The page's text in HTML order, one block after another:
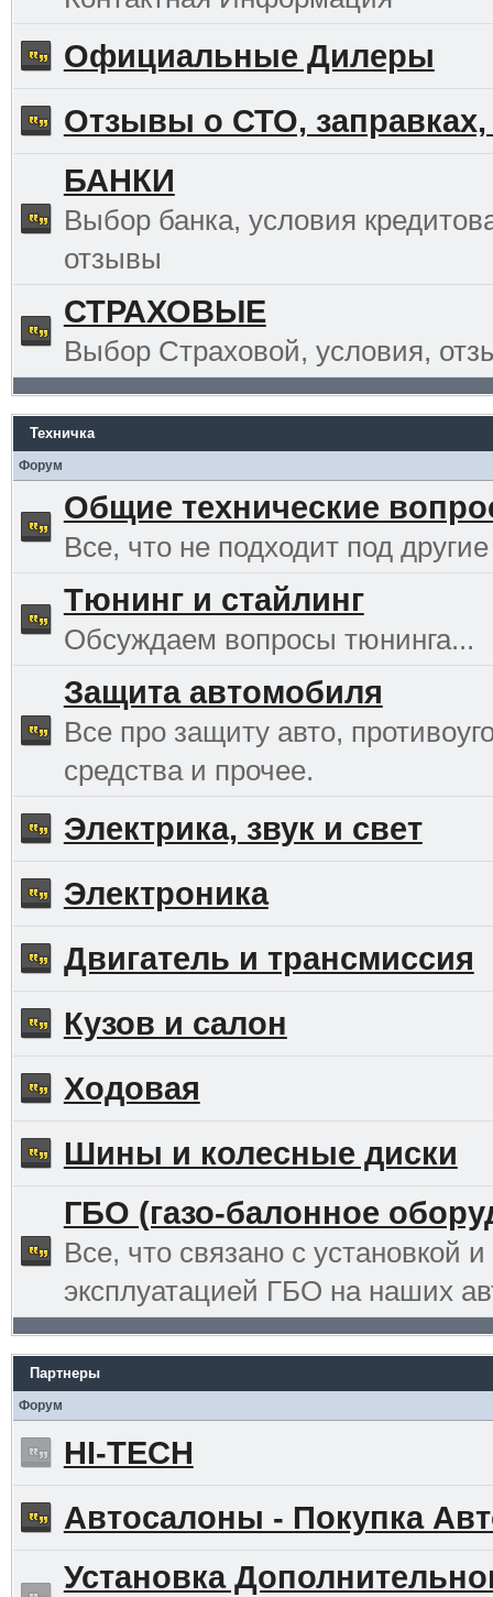
Официальные Дилеры
Отзывы о СТО, заправках,
БАНКИ
Выбор банка, условия
отзывы
СТРАХОВЫЕ
Выбор Страховой, условия,
Техничка
Форум
Общие технические
Все, что не подходит под другие
Тюнинг и стайлинг
Обсуждаем вопросы тюнинга...
Защита автомобиля
Все про защиту авто,
средства и прочее.
Электрика, звук и свет
Электроника
Двигатель и трансмиссия
Кузов и салон
Ходовая
Шины и колесные диски
ГБО (газо-балонное
Все, что связано с установкой и
эксплуатацией ГБО на наших
Партнеры
Форум
HI-TECH
Автосалоны - Покупка
Установка